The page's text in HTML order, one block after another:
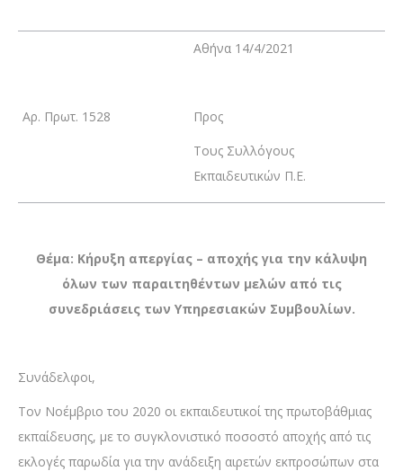
Αρ. Πρωτ. 1528
Αθήνα 14/4/2021
Προς
Τους Συλλόγους
Εκπαιδευτικών Π.Ε.
Θέμα: Κήρυξη απεργίας – αποχής για την κάλυψη
όλων των παραιτηθέντων μελών από τις
συνεδριάσεις των Υπηρεσιακών Συμβουλίων.
Συνάδελφοι,
Τον Νοέμβριο του 2020 οι εκπαιδευτικοί της πρωτοβάθμιας
εκπαίδευσης, με το συγκλονιστικό ποσοστό αποχής από τις
εκλογές παρωδία για την ανάδειξη αιρετών εκπροσώπων στα